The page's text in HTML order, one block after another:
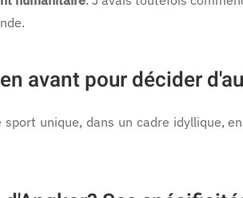
avant pour décider
unique, dans un cadre idyllique,